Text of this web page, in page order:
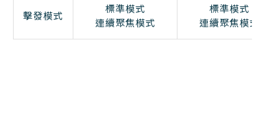
擊發模式
標準模式
連續聚焦模式
標準模式
連續聚焦模式